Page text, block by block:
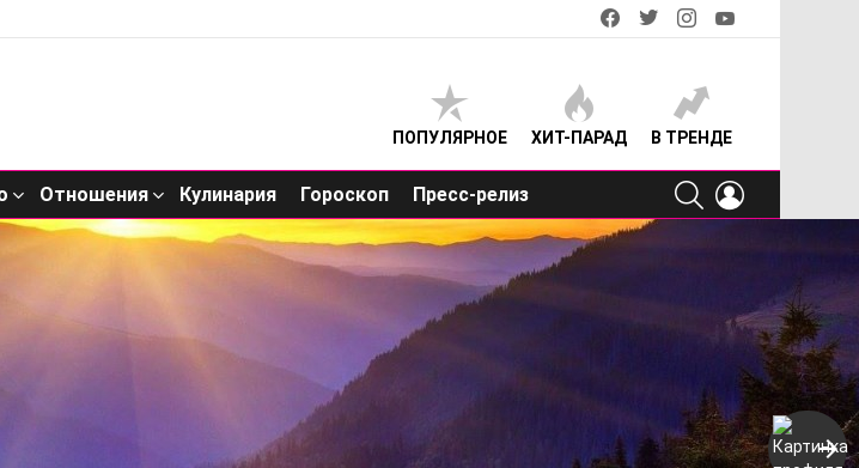
facebooktwitterinstagram
ПОПУЛЯРНОЕ ХИТ-ПАРАД В ТРЕНДЕ
Отношения Кулинария Гороскоп Пресс-релиз
SEARCH